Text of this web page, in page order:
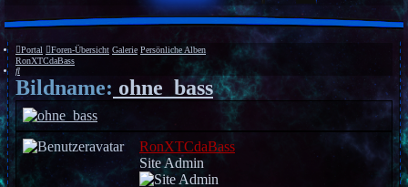
Portal Foren-Übersicht Galerie Persönliche Alben
RonXTCdaBass
Suche
Bildname: ohne_bass
RonXTCdaBass
Site Admin